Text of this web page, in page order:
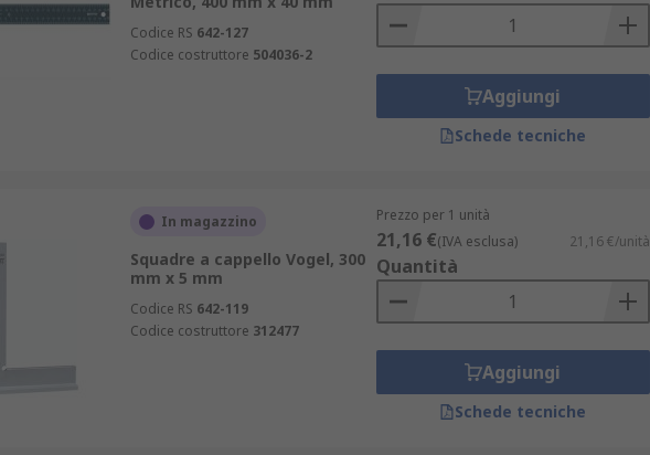
Codice RS 642-127
Codice costruttore 504036-2
Aggiungi
Schede tecniche
In magazzino
Squadre a cappello Vogel, 300
mm x 5 mm
Codice RS 642-119
Codice costruttore 312477
Prezzo per 1 unità
21,16 €(IVA esclusa) 21,16 €/unità
Quantità
Aggiungi
Schede tecniche